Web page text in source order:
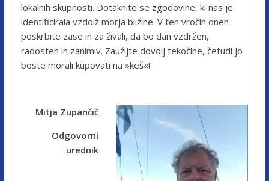
lokalnih skupnosti. Dotaknite se zgodovine, ki nas je
identificirala vzdolž morja bližine. V teh vročih dneh
poskrbite zase in za živali, da bo dan vzdržen,
radosten in zanimiv. Zaužijte dovolj tekočine, četudi jo
boste morali kupovati na »keš«!
Mitja Zupančič
Odgovorni
urednik